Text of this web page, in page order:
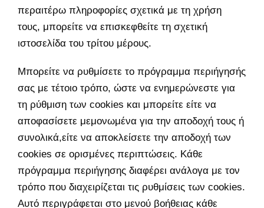
περαιτέρω πληροφορίες σχετικά με τη χρήση
τους, μπορείτε να επισκεφθείτε τη σχετική
ιστοσελίδα του τρίτου μέρους.
Μπορείτε να ρυθμίσετε το πρόγραμμα περιήγησής
σας με τέτοιο τρόπο, ώστε να ενημερώνεστε για
τη ρύθμιση των cookies και μπορείτε είτε να
αποφασίσετε μεμονωμένα για την αποδοχή τους ή
συνολικά,είτε να αποκλείσετε την αποδοχή των
cookies σε ορισμένες περιπτώσεις. Κάθε
πρόγραμμα περιήγησης διαφέρει ανάλογα με τον
τρόπο που διαχειρίζεται τις ρυθμίσεις των cookies.
Αυτό περιγράφεται στο μενού βοήθειας κάθε